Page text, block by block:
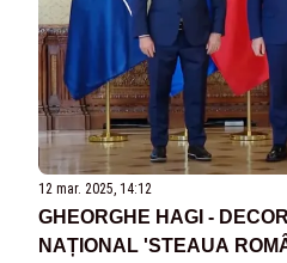
12 mar. 2025, 14:12
GHEORGHE HAGI -
NAȚIONAL 'STEAUA